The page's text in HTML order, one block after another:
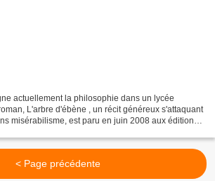
actuellement la philosophie dans un lycée
L'arbre d'ébène , un récit généreux s'attaquant
misérabilisme, est paru en juin 2008 aux éditions
< Page précédente